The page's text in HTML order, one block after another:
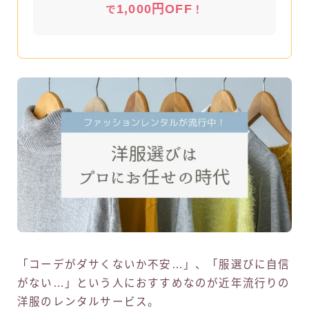
で1,000円OFF ！
「コーデがダサくないか不安…」、「服選びに自信
がない…」という人におすすめなのが近年流行りの
洋服のレンタルサービス。